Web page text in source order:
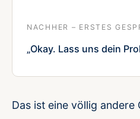
NACHHER – ERSTES
„Okay. Lass uns dein
Das ist eine völlig andere